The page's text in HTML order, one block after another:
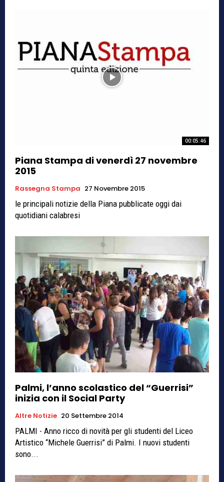
00:05:46
Piana Stampa di venerdì 27 novembre
2015
Rassegna Stampa 27 Novembre 2015
le principali notizie della Piana pubblicate oggi dai
quotidiani calabresi
Palmi, l’anno scolastico del “Guerrisi”
inizia con il Social Party
Altre Notizie 20 Settembre 2014
PALMI - Anno ricco di novità per gli studenti del Liceo
Artistico “Michele Guerrisi” di Palmi. I nuovi studenti
sono...